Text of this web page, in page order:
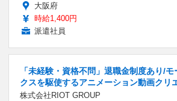
大阪府
時給1,400円
派遣社員
「未経験・資格不問」退職金制度あり/
クスを駆使するアニメーション動画クリ
株式会社RIOT GROUP